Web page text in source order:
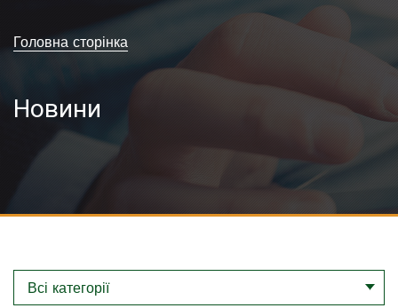
Головна сторінка
Новини
Всі категорії